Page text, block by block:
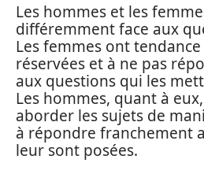
Les hommes et les
différemment face aux
Les femmes ont
réservées et à ne pas
aux questions qui les
Les hommes, quant à
aborder les sujets de
à répondre franchement
leur sont posées.